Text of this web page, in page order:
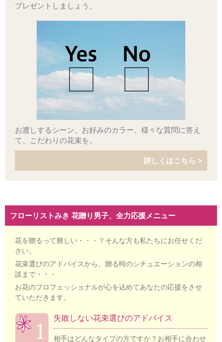
プレゼントしましょう。
お渡しするシーン、お好みのカラー、様々な質問に答え
て、こだわりの花束を。
詳しくはこちら >
フローリストみき 花贈り男子、全力応援メニュー
花を贈るって難しい・・・？そんな方も私たちにお任せくだ
さい。
花束選びのアドバイスから、贈る時のシチュエーションの相
談まで・・・
お花のプロフェッショナルが心を込めてあなたの応援をさせ
ていただきます。
失敗しない花束選びのアドバイス
相手はどんなタイプの方ですか？お相手に合わせ